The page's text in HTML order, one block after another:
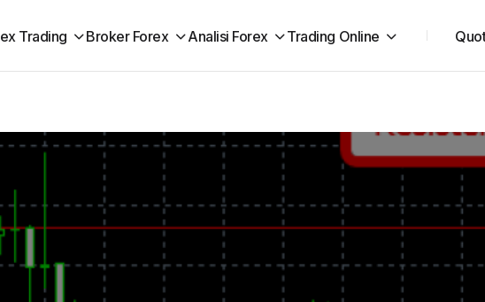
Trading Broker Forex Analisi Forex Trading Online